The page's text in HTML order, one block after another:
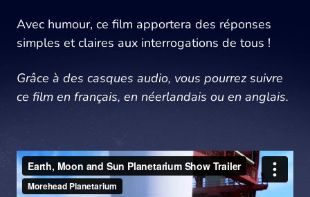
Avec humour, ce film apportera des réponses
simples et claires aux interrogations de tous !
Grâce à des casques audio, vous pourrez suivre
ce film en français, en néerlandais ou en anglais.